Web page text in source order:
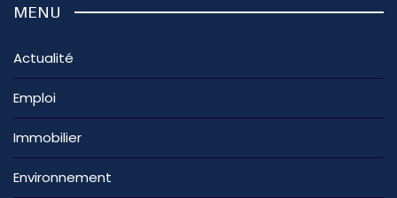
MENU
Actualité
Emploi
Immobilier
Environnement